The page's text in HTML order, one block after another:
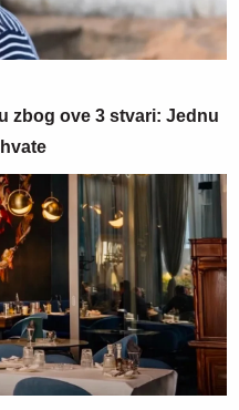
zbog ove 3 stvari: Jednu